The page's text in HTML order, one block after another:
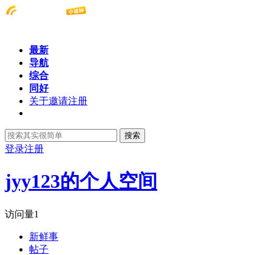
最新
导航
综合
同好
关于邀请注册
搜索
登录注册
jyy123的个人空间
访问量1
新鲜事
帖子